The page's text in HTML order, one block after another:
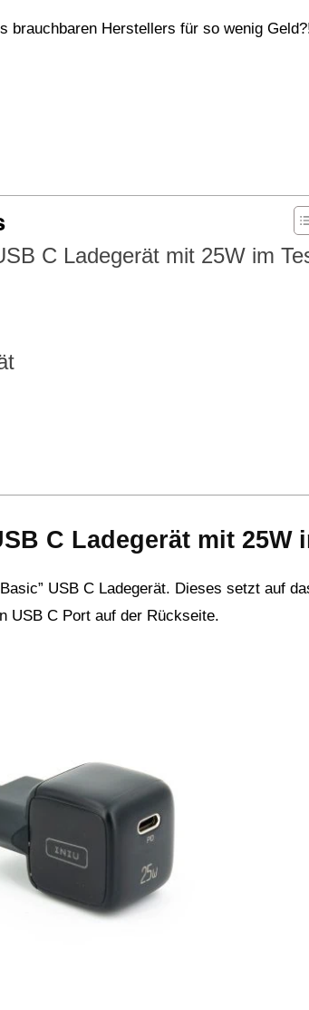
brauchbaren Herstellers für so wenig
C Ladegerät mit 25W im
C Ladegerät mit 25W
USB C Ladegerät. Dieses setzt auf
USB C Port auf der Rückseite.